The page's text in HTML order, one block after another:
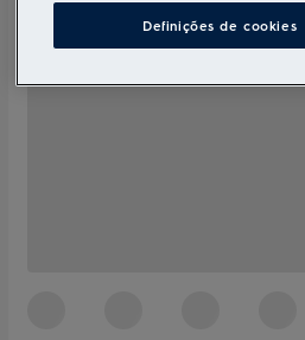
Definições de cookies